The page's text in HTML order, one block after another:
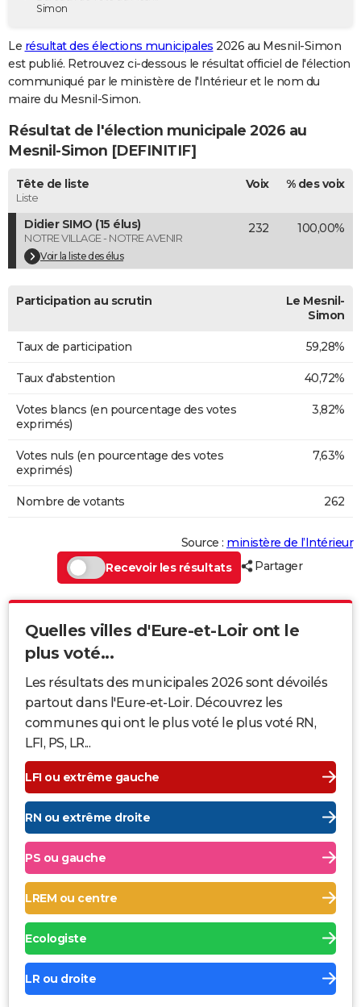
Destinations
City break
Voyage nature
Voyage de noces
Forum
GUIDES D'ACHAT
BONS PLANS
Carte de Noël
Carte Bonne année
Carte Saint-Valentin
Carte Pâques
Carte d'anniversaire
DICTIONNAIRE
Dictionnaire
Biographies
Citations
Expressions
Proverbes
PROGRAMME TV
COPAINS D'AVANT
S'inscrire
Se connecter
Lycées
Collèges
Primaires
Universités
Entreprises
Service militaire
Avis de recherche
AVIS DE DÉCÈS
Bricolage
Television
Simon
Le résultat des élections municipales 2026 au Mesnil-Simon
est publié. Retrouvez ci-dessous le résultat officiel de l'élection
communiqué par le ministère de l'Intérieur et le nom du
maire du Mesnil-Simon.
Résultat de l'élection municipale 2026 au
Mesnil-Simon [DEFINITIF]
Tête de liste
Liste
Voix % des voix
Didier SIMO (15 élus)
NOTRE VILLAGE - NOTRE AVENIR
Voir la liste des élus
232 100,00%
Participation au scrutin
Le Mesnil-
Simon
Taux de participation 59,28%
Taux d'abstention 40,72%
Votes blancs (en pourcentage des votes
exprimés)
3,82%
Votes nuls (en pourcentage des votes
exprimés)
7,63%
Nombre de votants 262
Source : ministère de l’Intérieur
Recevoir les résultats
Partager
Quelles villes d'Eure-et-Loir ont le
plus voté...
Les résultats des municipales 2026 sont dévoilés
partout dans l'Eure-et-Loir. Découvrez les
communes qui ont le plus voté le plus voté RN,
LFI, PS, LR...
LFI ou extrême gauche
RN ou extrême droite
PS ou gauche
LREM ou centre
Ecologiste
LR ou droite